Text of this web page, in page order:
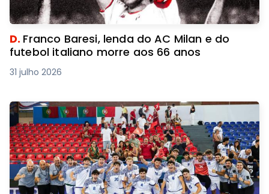
D. Franco Baresi, lenda do AC Milan e do
futebol italiano morre aos 66 anos
31 julho 2026